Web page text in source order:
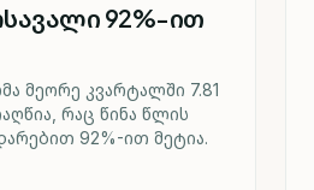
92%-ით
მეორე კვარტალში 7.81
რაც წინა წლის
92%-ით მეტია.